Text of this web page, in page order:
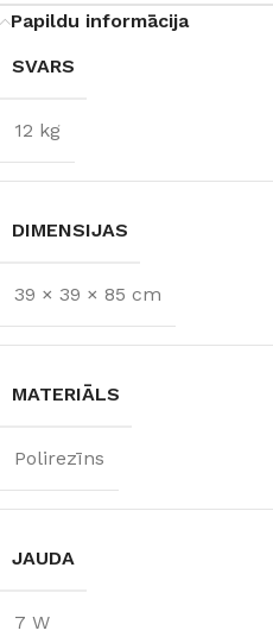
Papildu informācija
SVARS
12 kg
DIMENSIJAS
39 × 39 × 85 cm
MATERIĀLS
Polirezīns
JAUDA
7 W